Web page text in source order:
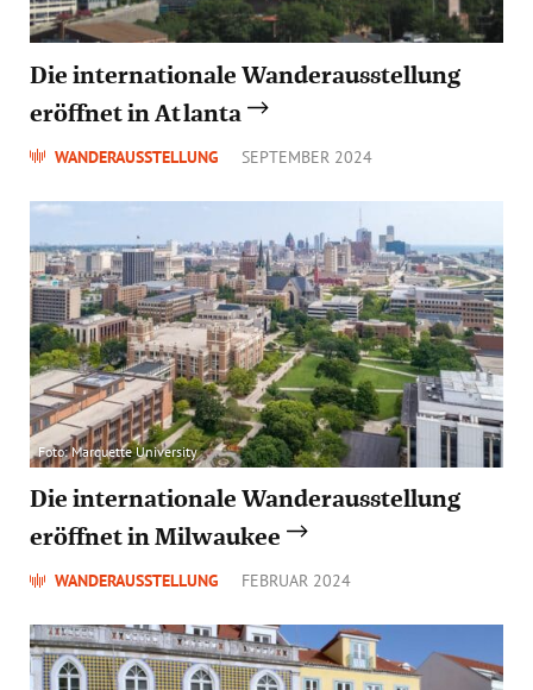
Die internationale Wanderausstellung
eröffnet in Atlanta
WANDERAUSSTELLUNG SEPTEMBER 2024
Foto: Marquette University
Die internationale Wanderausstellung
eröffnet in Milwaukee
WANDERAUSSTELLUNG FEBRUAR 2024